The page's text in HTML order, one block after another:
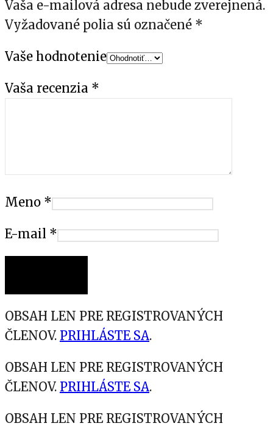
Vaša e-mailová adresa nebude zverejnená.
Vyžadované polia sú označené *
Vaše hodnotenie
Vaša recenzia *
Meno *
E-mail *
OBSAH LEN PRE REGISTROVANÝCH
ČLENOV. PRIHLÁSTE SA.
OBSAH LEN PRE REGISTROVANÝCH
ČLENOV. PRIHLÁSTE SA.
OBSAH LEN PRE REGISTROVANÝCH